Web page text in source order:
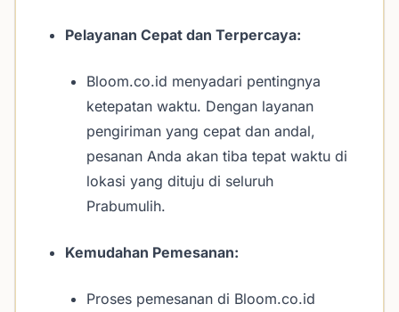
Pelayanan Cepat dan Terpercaya:
Bloom.co.id menyadari pentingnya
ketepatan waktu. Dengan layanan
pengiriman yang cepat dan andal,
pesanan Anda akan tiba tepat waktu di
lokasi yang dituju di seluruh
Prabumulih.
Kemudahan Pemesanan:
Proses pemesanan di Bloom.co.id